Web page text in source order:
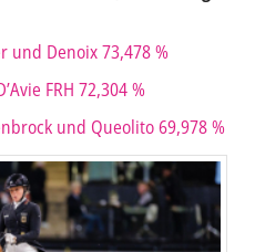
und Denoix 73,478 %
FRH 72,304 %
und Queolito 69,978 %